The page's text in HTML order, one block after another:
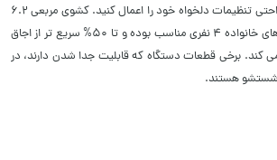
با دیدن آن می توانید به راحتی تنظیمات دلخواه خود را اعمال کنید. کشوی مربعی 6.2
لیتری برای پخت انواع غذاهای خانواده 4 نفری مناسب بوده و تا 50% سریع تر از اجاق
کند. برخی قطعات دستگاه که قابلیت جدا شدن دارند، در
شستشو هستند.